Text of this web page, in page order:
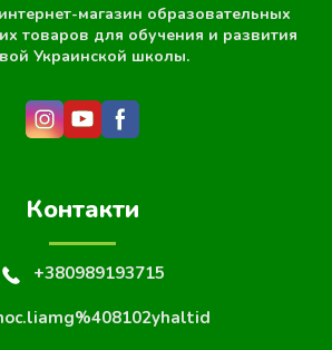
магазин образовательных
товаров для обучения и развития
Украинской школы.
Контакти
+380989193715